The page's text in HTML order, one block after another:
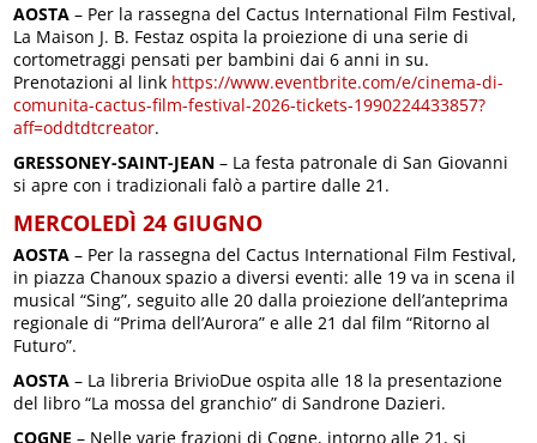
AOSTA – Per la rassegna del Cactus International Film Festival,
La Maison J. B. Festaz ospita la proiezione di una serie di
cortometraggi pensati per bambini dai 6 anni in su.
Prenotazioni al link https://www.eventbrite.com/e/cinema-di-
comunita-cactus-film-festival-2026-tickets-1990224433857?
aff=oddtdtcreator.
GRESSONEY-SAINT-JEAN – La festa patronale di San Giovanni
si apre con i tradizionali falò a partire dalle 21.
MERCOLEDÌ 24 GIUGNO
AOSTA – Per la rassegna del Cactus International Film Festival,
in piazza Chanoux spazio a diversi eventi: alle 19 va in scena il
musical “Sing”, seguito alle 20 dalla proiezione dell’anteprima
regionale di “Prima dell’Aurora” e alle 21 dal film “Ritorno al
Futuro”.
AOSTA – La libreria BrivioDue ospita alle 18 la presentazione
del libro “La mossa del granchio” di Sandrone Dazieri.
COGNE – Nelle varie frazioni di Cogne, intorno alle 21, si